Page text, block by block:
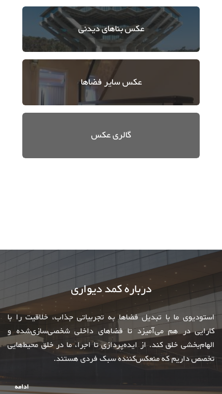
عکسبناهای دیدنی
عکسسایر فضاها
گالری عکس
درباره کمد دیواری
استودیوی ما با تبدیل فضاها به تجربیاتی جذاب، خلاقیت را با
کارایی در هم می‌آمیزد تا فضاهای داخلی شخصی‌سازی‌شده و
الهام‌بخشی خلق کند. از ایده‌پردازی تا اجرا، ما در خلق محیط‌هایی
تخصص داریم که منعکس‌کننده سبک فردی هستند.
ادامه